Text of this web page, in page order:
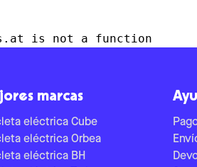
is not a function
marcas
eléctrica Cube
eléctrica Orbea
eléctrica BH